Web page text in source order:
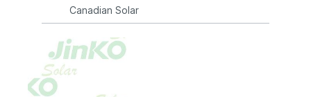
Canadian Solar